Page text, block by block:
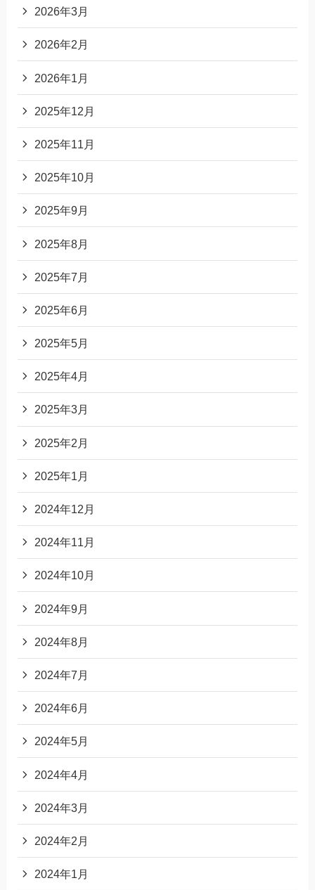
2026年3月
2026年2月
2026年1月
2025年12月
2025年11月
2025年10月
2025年9月
2025年8月
2025年7月
2025年6月
2025年5月
2025年4月
2025年3月
2025年2月
2025年1月
2024年12月
2024年11月
2024年10月
2024年9月
2024年8月
2024年7月
2024年6月
2024年5月
2024年4月
2024年3月
2024年2月
2024年1月